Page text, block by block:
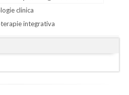
clinica
integrativa